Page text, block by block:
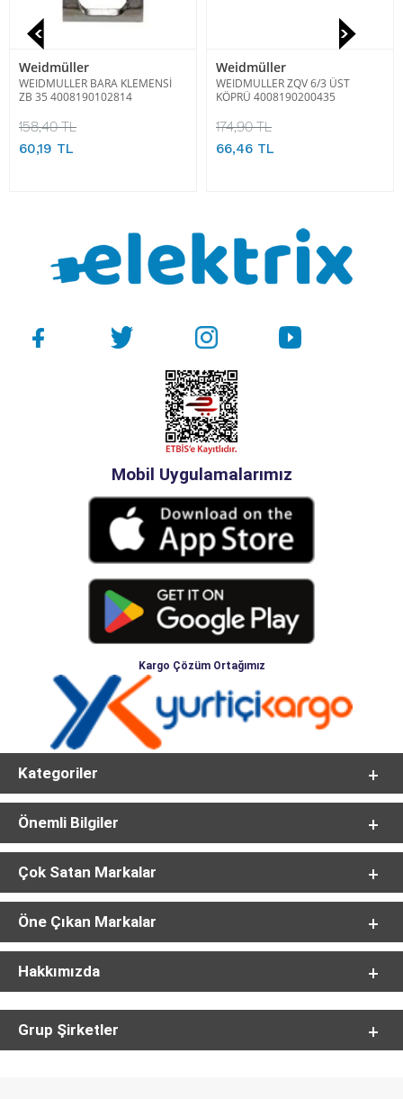
Weidmüller
WEIDMULLER BARA KLEMENSİ
ZB 35 4008190102814
158,40 TL
60,19 TL
Weidmüller
WEIDMULLER ZQV 6/3 ÜST
KÖPRÜ 4008190200435
174,90 TL
66,46 TL
Mobil Uygulamalarımız
Kargo Çözüm Ortağımız
Kategoriler
Önemli Bilgiler
Çok Satan Markalar
Öne Çıkan Markalar
Hakkımızda
Grup Şirketler